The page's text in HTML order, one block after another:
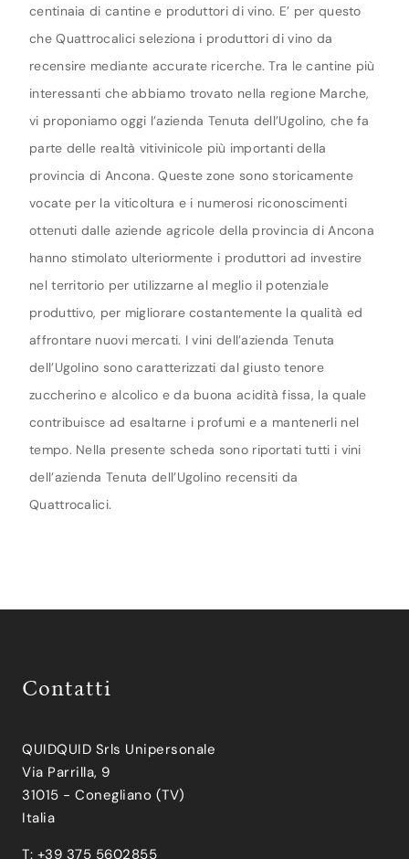
centinaia di cantine e produttori di vino. E’ per questo
che Quattrocalici seleziona i produttori di vino da
recensire mediante accurate ricerche. Tra le cantine più
interessanti che abbiamo trovato nella regione Marche,
vi proponiamo oggi l’azienda Tenuta dell’Ugolino, che fa
parte delle realtà vitivinicole più importanti della
provincia di Ancona. Queste zone sono storicamente
vocate per la viticoltura e i numerosi riconoscimenti
ottenuti dalle aziende agricole della provincia di Ancona
hanno stimolato ulteriormente i produttori ad investire
nel territorio per utilizzarne al meglio il potenziale
produttivo, per migliorare costantemente la qualità ed
affrontare nuovi mercati. I vini dell’azienda Tenuta
dell’Ugolino sono caratterizzati dal giusto tenore
zuccherino e alcolico e da buona acidità fissa, la quale
contribuisce ad esaltarne i profumi e a mantenerli nel
tempo. Nella presente scheda sono riportati tutti i vini
dell’azienda Tenuta dell’Ugolino recensiti da
Quattrocalici.
Contatti
QUIDQUID Srls Unipersonale
Via Parrilla, 9
31015 - Conegliano (TV)
Italia
T: +39 375 5602855